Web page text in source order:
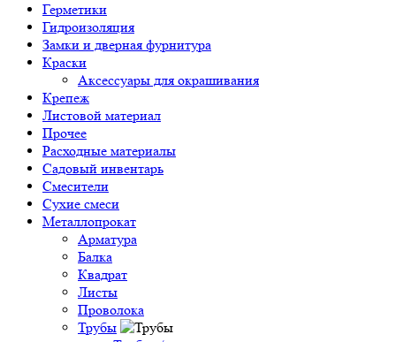
Герметики
Гидроизоляция
Замки и дверная фурнитура
Краски
Аксессуары для окрашивания
Крепеж
Листовой материал
Прочее
Расходные материалы
Садовый инвентарь
Смесители
Сухие смеси
Металлопрокат
Арматура
Балка
Квадрат
Листы
Проволока
Трубы